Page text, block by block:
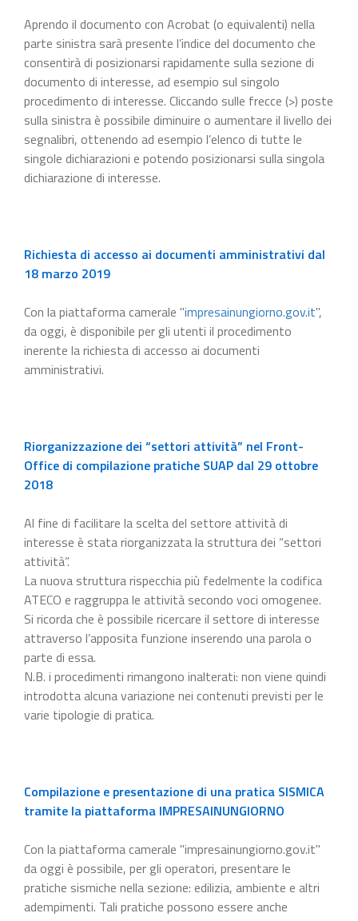
Aprendo il documento con Acrobat (o equivalenti) nella
parte sinistra sarà presente l’indice del documento che
consentirà di posizionarsi rapidamente sulla sezione di
documento di interesse, ad esempio sul singolo
procedimento di interesse. Cliccando sulle frecce (>) poste
sulla sinistra è possibile diminuire o aumentare il livello dei
segnalibri, ottenendo ad esempio l’elenco di tutte le
singole dichiarazioni e potendo posizionarsi sulla singola
dichiarazione di interesse.
Richiesta di accesso ai documenti amministrativi dal
18 marzo 2019
Con la piattaforma camerale "impresainungiorno.gov.it",
da oggi, è disponibile per gli utenti il procedimento
inerente la richiesta di accesso ai documenti
amministrativi.
Riorganizzazione dei “settori attività” nel Front-
Office di compilazione pratiche SUAP dal 29 ottobre
2018
Al fine di facilitare la scelta del settore attività di
interesse è stata riorganizzata la struttura dei “settori
attività”.
La nuova struttura rispecchia più fedelmente la codifica
ATECO e raggruppa le attività secondo voci omogenee.
Si ricorda che è possibile ricercare il settore di interesse
attraverso l’apposita funzione inserendo una parola o
parte di essa.
N.B. i procedimenti rimangono inalterati: non viene quindi
introdotta alcuna variazione nei contenuti previsti per le
varie tipologie di pratica.
Compilazione e presentazione di una pratica SISMICA
tramite la piattaforma IMPRESAINUNGIORNO
Con la piattaforma camerale "impresainungiorno.gov.it"
da oggi è possibile, per gli operatori, presentare le
pratiche sismiche nella sezione: edilizia, ambiente e altri
adempimenti. Tali pratiche possono essere anche